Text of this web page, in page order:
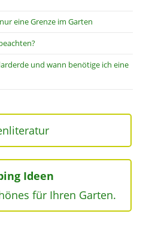
eine Grenze im Garten
und wann benötige ich eine
Ideen
für Ihren Garten.